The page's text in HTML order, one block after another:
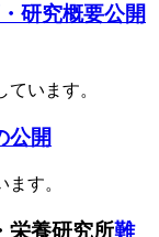
研究概要公開
います。
公開
す。
栄養研究所難